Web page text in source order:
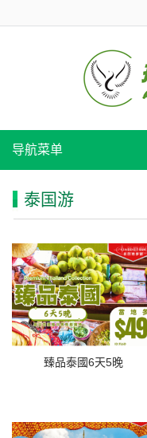
导航菜单
泰国游
臻品泰國6天5晚